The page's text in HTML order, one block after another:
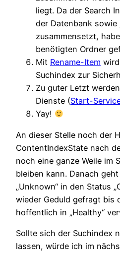
liegt. Da der Search
der Datenbank sowie
zusammensetzt,
benötigten Ordner
Mit Rename-Item
Suchindex zur
Zu guter Letzt
Dienste (Start-
Yay!
An dieser Stelle noch der
ContentIndexState nach
noch eine ganze Weile im
bleiben kann. Danach
„Unknown“ in den Status
wieder Geduld gefragt bis
hoffentlich in „Healthy“
Sollte sich der Suchindex
lassen, würde ich im